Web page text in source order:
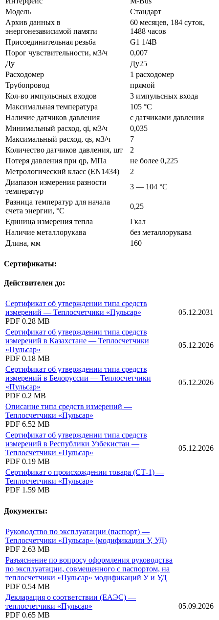
Модель
Стандарт
Архив данных в
энергонезависимой памяти
60 месяцев, 184 суток,
1488 часов
Присоединительная резьба
G1 1/4B
Порог чувствительности, м3/ч
0,007
Ду
Ду25
Расходомер
1 расходомер
Трубопровод
прямой
Кол-во импульсных входов
3 импульсных входа
Максимальная температура
105 °C
Наличие датчиков давления
с датчиками давления
Минимальный расход, qi, м3/ч
0,035
Максимальный расход, qs, м3/ч
7
Количество датчиков давления, шт
2
Потеря давления при qp, МПа
не более 0,225
Метрологический класс (EN1434)
2
Диапазон измерения разности
температур
3 — 104 °C
Разница температур для начала
счета энергии, °C
0,25
Единица измерения тепла
Гкал
Наличие металлорукава
без металлорукава
Длина, мм
160
Сертификаты:
Действителен до:
Сертификат об утверждении типа средств
измерений — Теплосчетчики «Пульсар»
PDF 0.28 MB
05.12.2031
Сертификат об утверждении типа средств
измерений в Казахстане — Теплосчетчики
«Пульсар»
PDF 0.18 MB
05.12.2026
Сертификат об утверждении типа средств
измерений в Белоруссии — Теплосчетчики
«Пульсар»
PDF 0.2 MB
05.12.2026
Описание типа средств измерений —
Теплосчетчики «Пульсар»
PDF 6.52 MB
Сертификат об утверждении типа средств
измерений в Республики Узбекистан —
Теплосчетчики «Пульсар»
PDF 0.19 MB
05.12.2026
Сертификат о происхождении товара (СТ-1) —
Теплосчетчики «Пульсар»
PDF 1.59 MB
Документы:
Руководство по эксплуатации (паспорт) —
Теплосчетчики «Пульсар» (модификации У, УД)
PDF 2.63 MB
Разъяснение по вопросу оформления руководства
по эксплуатации, совмещенного с паспортом, на
теплосчетчики «Пульсар» модификаций У и УД
PDF 0.54 MB
Декларация о соответствии (ЕАЭС) —
теплосчетчики «Пульсар»
PDF 0.65 MB
05.09.2026